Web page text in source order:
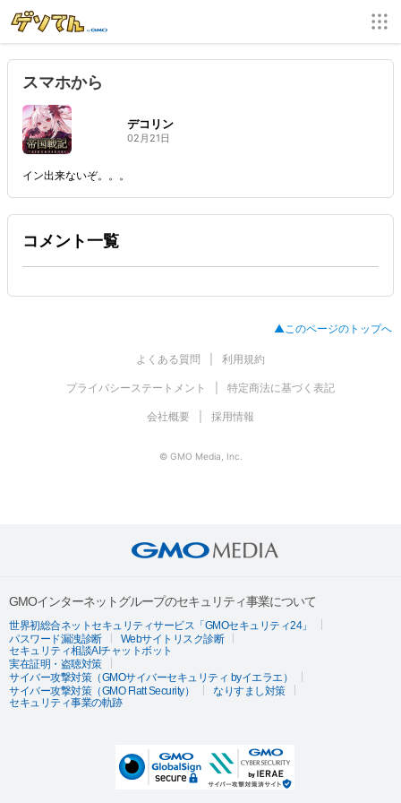
スマホから
デコリン
02月21日
イン出来ないぞ。。。
コメント一覧
▲このページのトップへ
よくある質問 利用規約
プライバシーステートメント 特定商法に基づく表記
会社概要 採用情報
© GMO Media, Inc.
GMOインターネットグループのセキュリティ事業について
世界初総合ネットセキュリティサービス「GMOセキュリティ24」
パスワード漏洩診断
Webサイトリスク診断
セキュリティ相談AIチャットボット
実在証明・盗聴対策
サイバー攻撃対策（GMOサイバーセキュリティ byイエラエ）
サイバー攻撃対策（GMO Flatt Security）
なりすまし対策
セキュリティ事業の軌跡